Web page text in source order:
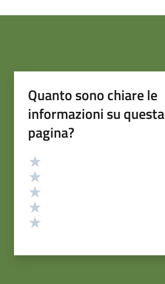
Quanto sono chiare le
informazioni su questa
pagina?
Valutazione